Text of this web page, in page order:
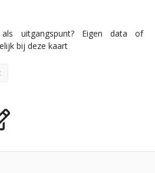
uitgangspunt? Eigen data of
bij deze kaart